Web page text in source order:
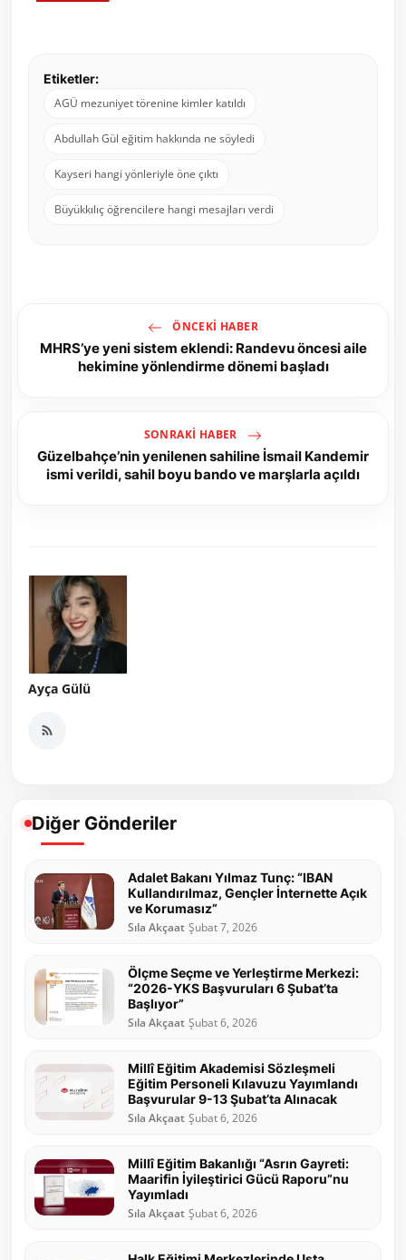
Etiketler:
AGÜ mezuniyet törenine kimler katıldı
Abdullah Gül eğitim hakkında ne söyledi
Kayseri hangi yönleriyle öne çıktı
Büyükkılıç öğrencilere hangi mesajları verdi
ÖNCEKI HABER
MHRS’ye yeni sistem eklendi: Randevu öncesi aile
hekimine yönlendirme dönemi başladı
SONRAKI HABER
Güzelbahçe’nin yenilenen sahiline İsmail Kandemir
ismi verildi, sahil boyu bando ve marşlarla açıldı
Ayça Gülü
Diğer Gönderiler
Adalet Bakanı Yılmaz Tunç: “IBAN
Kullandırılmaz, Gençler İnternette Açık
ve Korumasız”
Sıla Akçaat Şubat 7, 2026
Ölçme Seçme ve Yerleştirme Merkezi:
“2026-YKS Başvuruları 6 Şubat’ta
Başlıyor”
Sıla Akçaat Şubat 6, 2026
Millî Eğitim Akademisi Sözleşmeli
Eğitim Personeli Kılavuzu Yayımlandı
Başvurular 9-13 Şubat’ta Alınacak
Sıla Akçaat Şubat 6, 2026
Millî Eğitim Bakanlığı “Asrın Gayreti:
Maarifin İyileştirici Gücü Raporu”nu
Yayımladı
Sıla Akçaat Şubat 6, 2026